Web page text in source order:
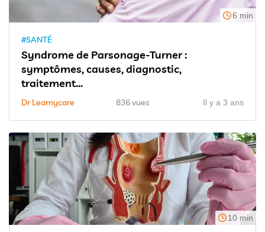
6 min
#SANTÉ
Syndrome de Parsonage-Turner :
symptômes, causes, diagnostic,
traitement...
Dr Learnycare 836 vues Il y a 3 ans
10 min